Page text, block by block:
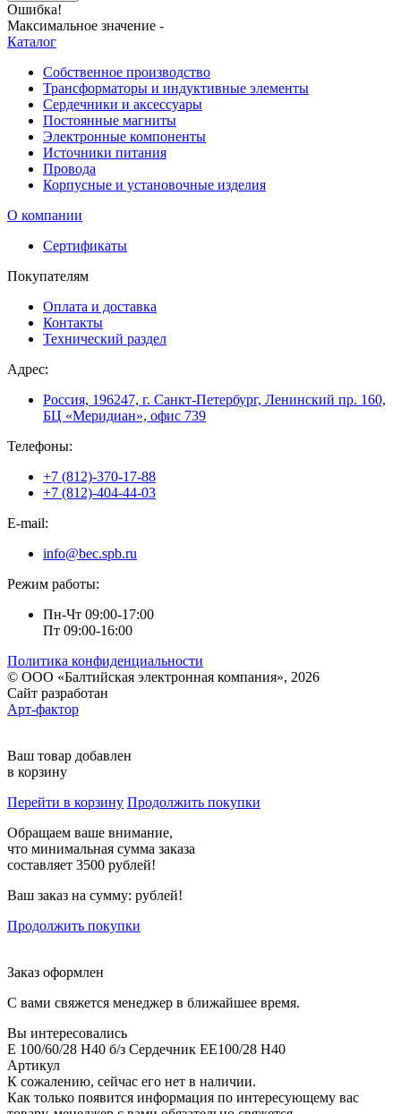
Ошибка!
Максимальное значение -
Каталог
Собственное производство
Трансформаторы и индуктивные элементы
Сердечники и аксессуары
Постоянные магниты
Электронные компоненты
Источники питания
Провода
Корпусные и установочные изделия
О компании
Сертификаты
Покупателям
Оплата и доставка
Контакты
Технический раздел
Адрес:
Россия, 196247, г. Санкт-Петербург, Ленинский пр. 160,
БЦ «Меридиан», офис 739
Телефоны:
+7 (812)-370-17-88
+7 (812)-404-44-03
E-mail:
info@bec.spb.ru
Режим работы:
Пн-Чт 09:00-17:00
Пт 09:00-16:00
Политика конфиденциальности
© ООО «Балтийская электронная компания», 2026
Сайт разработан
Арт-фактор
Ваш товар добавлен
в корзину
Перейти в корзину Продолжить покупки
Обращаем ваше внимание,
что минимальная сумма заказа
составляет 3500 рублей!
Ваш заказ на сумму: рублей!
Продолжить покупки
Заказ оформлен
С вами свяжется менеджер в ближайшее время.
Вы интересовались
E 100/60/28 H40 б/з Сердечник EE100/28 H40
Артикул
К сожалению, сейчас его нет в наличии.
Как только появится информация по интересующему вас